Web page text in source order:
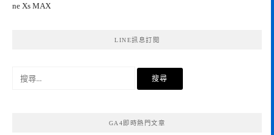
ne Xs MAX
LINE訊息訂閱
GA4即時熱門文章